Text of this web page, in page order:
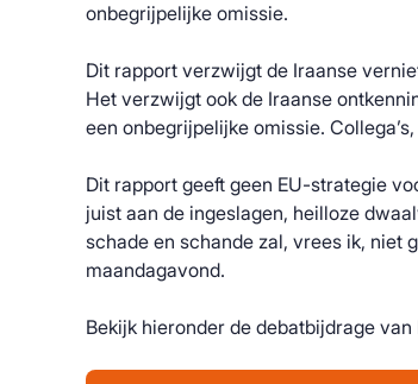
onbegrijpelijke omissie.
Dit rapport verzwijgt de Iraanse
Het verzwijgt ook de Iraanse
een onbegrijpelijke omissie.
Dit rapport geeft geen EU-strategie
juist aan de ingeslagen, heilloze
schade en schande zal, vrees ik, niet
maandagavond.
Bekijk hieronder de debatbijdrage van